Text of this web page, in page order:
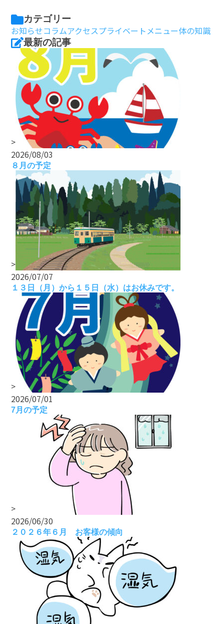
カテゴリー
お知らせコラムアクセスプライベートメニュー体の知識
最新の記事
>
2026/08/03
８月の予定
>
2026/07/07
１３日（月）から１５日（水）はお休みです。
>
2026/07/01
7月の予定
>
2026/06/30
２０２６年６月 お客様の傾向